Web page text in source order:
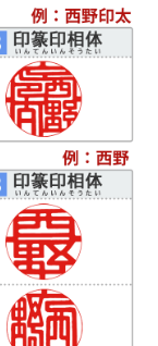
から印鑑として最も
。
ランスを整え枠内
そうたい)
房独自の書体で
書体より判読性が
の確認印としての